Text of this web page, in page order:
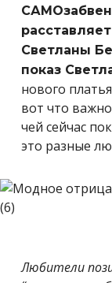
Светланы
показ
нового
вот что
чей сейчас
это разные
Любители